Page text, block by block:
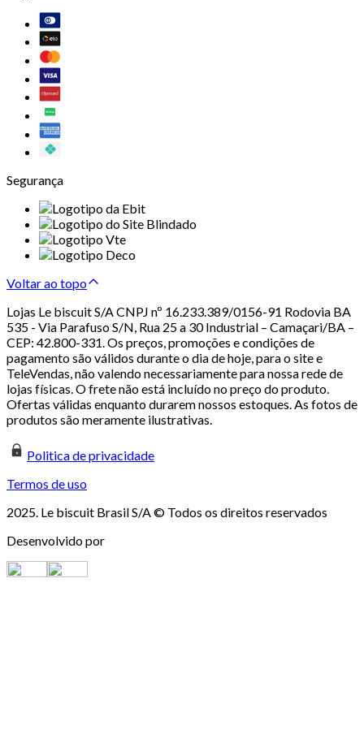
Segurança
Voltar ao topo
Lojas Le biscuit S/A CNPJ nº 16.233.389/0156-91 Rodovia BA
535 - Via Parafuso S/N, Rua 25 a 30 Industrial – Camaçari/BA –
CEP: 42.800-331. Os preços, promoções e condições de
pagamento são válidos durante o dia de hoje, para o site e
TeleVendas, não valendo necessariamente para nossa rede de
lojas físicas. O frete não está incluído no preço do produto.
Ofertas válidas enquanto durarem nossos estoques. As fotos de
produtos são meramente ilustrativas.
Politica de privacidade
Termos de uso
2025. Le biscuit Brasil S/A © Todos os direitos reservados
Desenvolvido por